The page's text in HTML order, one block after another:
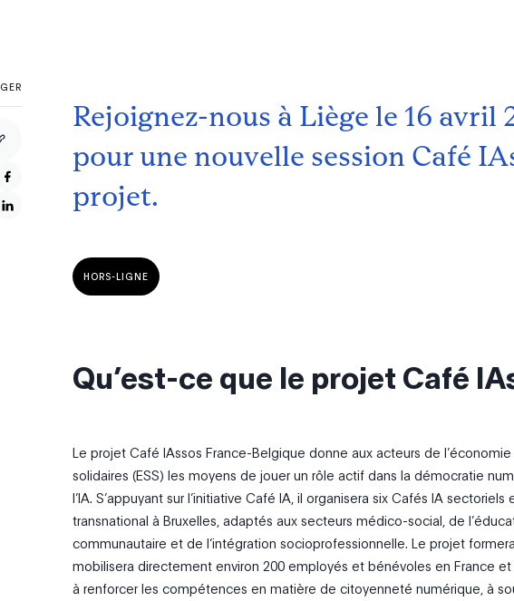
Rejoignez-nous à Liège le 16 avril
pour une nouvelle session Café
projet.
HORS-LIGNE
Qu’est-ce que le projet Café
Le projet Café IAssos France-Belgique donne aux acteurs de
solidaires (ESS) les moyens de jouer un rôle actif dans la démocratie
l’IA. S’appuyant sur l’initiative Café IA, il organisera six Cafés IA
transnational à Bruxelles, adaptés aux secteurs médico-social, de
communautaire et de l’intégration socioprofessionnelle. Le projet
mobilisera directement environ 200 employés et bénévoles en France et
à renforcer les compétences en matière de citoyenneté numérique, à